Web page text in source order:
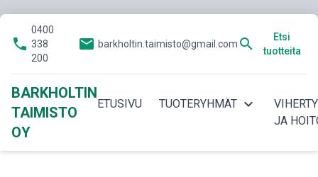
phone
0400
338
200
email barkholtin.taimisto@gmail.com search
Etsi
tuotteita
BARKHOLTIN
TAIMISTO
OY
ETUSIVU TUOTERYHMÄT expand_more
JA